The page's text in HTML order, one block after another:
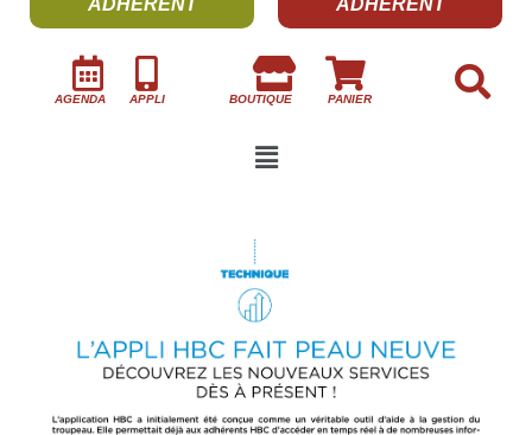
AGENDA APPLI BOUTIQUE PANIER